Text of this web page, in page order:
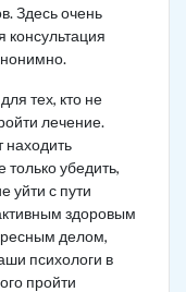
Здесь очень
консультация
тех, кто не
лечение.
убедить,
уйти с пути
здоровым
делом,
психологи в
пройти